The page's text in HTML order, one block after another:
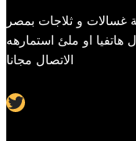
غسالات و ثلاجات بمصر
هاتفيا او ملئ استمارهه
الاتصال مجانا
Twitter